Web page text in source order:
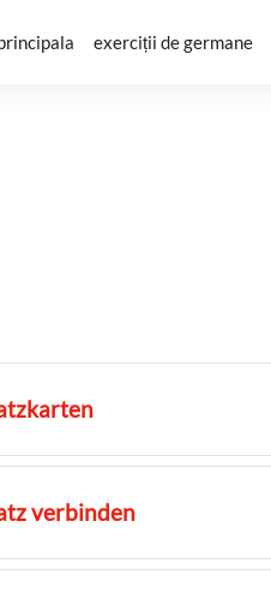
exerciții de germane
verbinden